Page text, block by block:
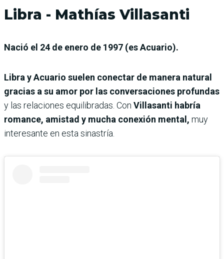
Libra - Mathías Villasanti
Nació el 24 de enero de 1997 (es Acuario).
Libra y Acuario suelen conectar de manera natural
gracias a su amor por las conversaciones profundas
y las relaciones equilibradas. Con Villasanti habría
romance, amistad y mucha conexión mental, muy
interesante en esta sinastría.